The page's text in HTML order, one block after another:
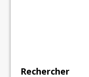
Rechercher